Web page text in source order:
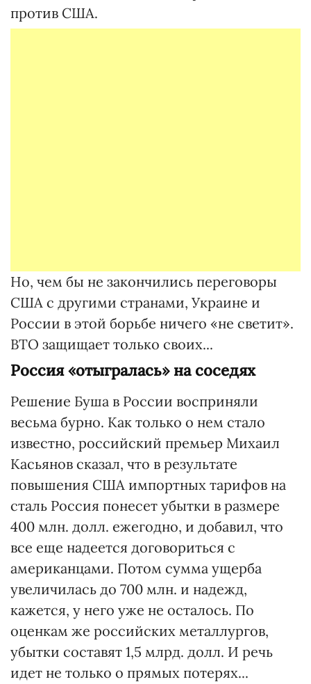
против США.
Но, чем бы не закончились переговоры
США с другими странами, Украине и
России в этой борьбе ничего «не светит».
ВТО защищает только своих...
Россия «отыгралась» на соседях
Решение Буша в России восприняли
весьма бурно. Как только о нем стало
известно, российский премьер Михаил
Касьянов сказал, что в результате
повышения США импортных тарифов на
сталь Россия понесет убытки в размере
400 млн. долл. ежегодно, и добавил, что
все еще надеется договориться с
американцами. Потом сумма ущерба
увеличилась до 700 млн. и надежд,
кажется, у него уже не осталось. По
оценкам же российских металлургов,
убытки составят 1,5 млрд. долл. И речь
идет не только о прямых потерях...